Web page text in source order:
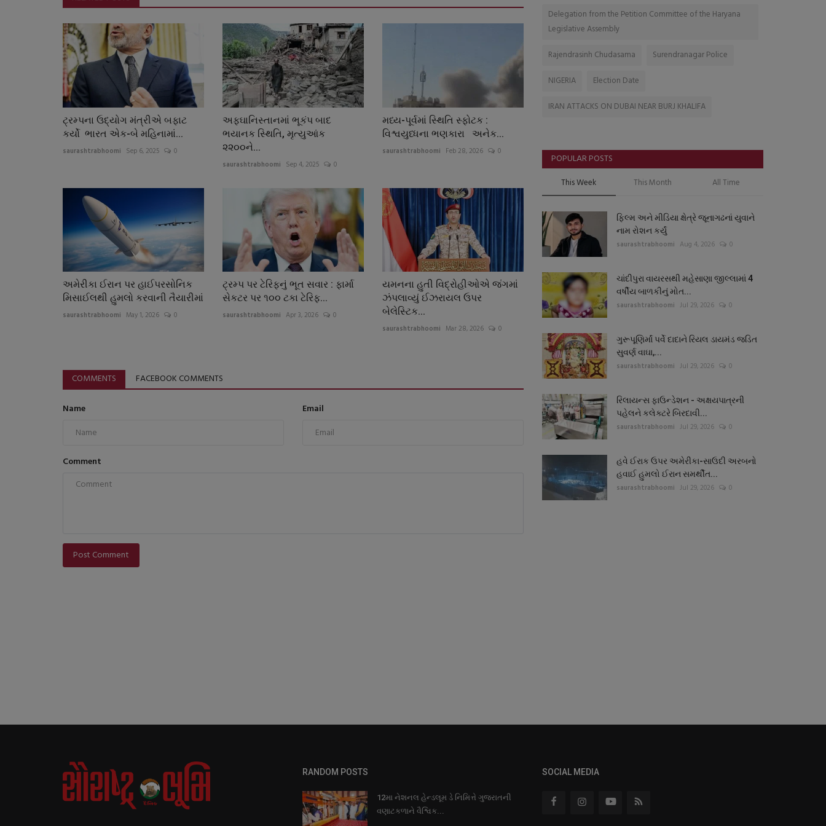
ટ્રમ્પના ઉદ્યોગ મંત્રીએ બફાટ
કર્યો ભારત એક-બે મહિનામાં...
saurashtrabhoomi Sep 6, 2025 0
અફઘાનિસ્તાનમાં ભૂકંપ બાદ
ભયાનક સ્થિતિ, મૃત્યુઆંક
૨૨૦૦ને...
saurashtrabhoomi Sep 4, 2025 0
મધ્ય-પૂર્વમાં સ્થિતિ સ્ફોટક :
વિશ્વયુધ્ધના ભણકારા અનેક...
saurashtrabhoomi Feb 28, 2026 0
અમેરીકા ઈરાન પર હાઈપરસોનિક
મિસાઈલથી હુમલો કરવાની તૈયારીમાં
saurashtrabhoomi May 1, 2026 0
ટ્રમ્પ પર ટેરિફનું ભૂત સવાર : ફાર્મા
સેકટર પર ૧૦૦ ટકા ટેરિફ...
saurashtrabhoomi Apr 3, 2026 0
યમનના હુતી વિદ્રોહીઓએ જંગમાં
ઝંપલાવ્યું ઈઝરાયલ ઉપર
બેલેસ્ટિક...
saurashtrabhoomi Mar 28, 2026 0
COMMENTS FACEBOOK COMMENTS
Name Email
Comment
Post Comment
Delegation from the Petition Committee of the Haryana
Legislative Assembly
Rajendrasinh Chudasama
Surendranagar Police
NIGERIA
Election Date
IRAN ATTACKS ON DUBAI NEAR BURJ KHALIFA
POPULAR POSTS
This Week This Month All Time
ફિલ્મ અને મીડિયા ક્ષેત્રે જૂનાગઢનાં યુવાને
નામ રોશન કર્યું
saurashtrabhoomi Aug 4, 2026 0
ચાંદીપુરા વાયરસથી મહેસાણા જીલ્લામાં 4
વર્ષીય બાળકીનું મોત...
saurashtrabhoomi Jul 29, 2026 0
ગુરૂપૂણિર્માં પર્વે દાદાને રિયલ ડાયમંડ જડિત
સુવર્ણ વાઘા,...
saurashtrabhoomi Jul 29, 2026 0
રિલાયન્સ ફાઉન્ડેશન - અક્ષયપાત્રની
પહેલને કલેક્ટરે બિરદાવી...
saurashtrabhoomi Jul 29, 2026 0
હવે ઈરાક ઉપર અમેરીકા-સાઉદી અરબનો
હવાઈ હુમલો ઈરાન સમર્થીત...
saurashtrabhoomi Jul 29, 2026 0
RANDOM POSTS
12મા નેશનલ હેન્ડલૂમ ડે નિમિત્તે ગુજરાતની
વણાટકળાને વૈશ્વિક...
SOCIAL MEDIA